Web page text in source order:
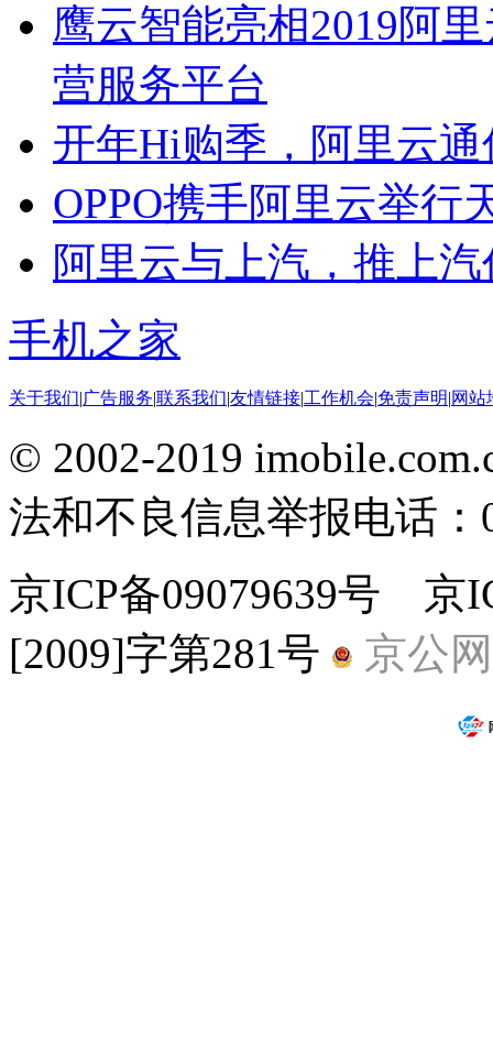
鹰云智能亮相2019阿
营服务平台
开年Hi购季，阿里云
OPPO携手阿里云举行
阿里云与上汽，推上汽
手机之家
关于我们|广告服务|联系我们|友情链接|工作机会|免责声明|网站
© 2002-2019
法和不良信息举报电话：
京ICP备09079639号 京
[2009]字第281号
京公